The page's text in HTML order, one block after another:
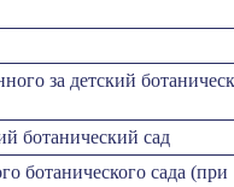
за детский
ботанический сад
ботанического сада (при